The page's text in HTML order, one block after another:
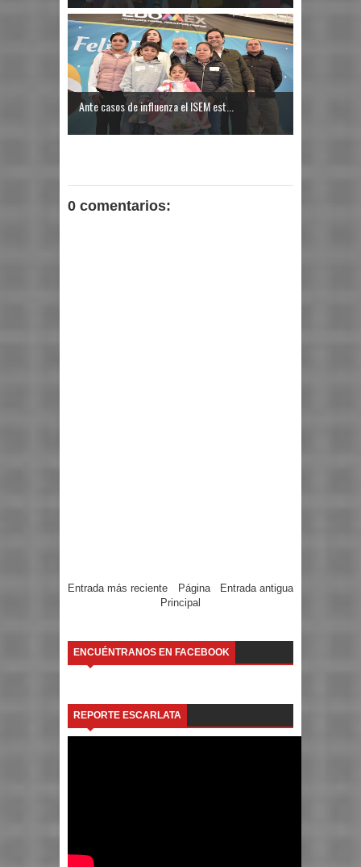
Ante casos de influenza el ISEM est...
0 comentarios:
Entrada más reciente Entrada antigua
Página
Principal
ENCUÉNTRANOS EN FACEBOOK
REPORTE ESCARLATA